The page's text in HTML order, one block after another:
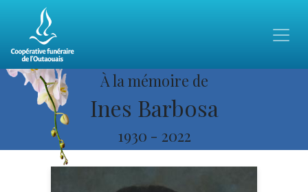
À la mémoire de
Ines Barbosa
1930 - 2022